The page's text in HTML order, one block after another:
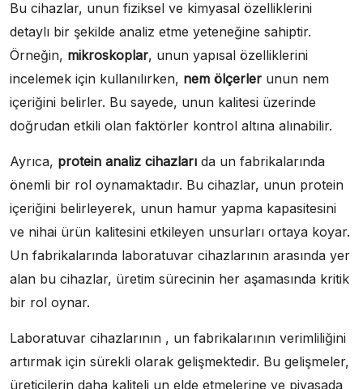
Bu cihazlar, unun fiziksel ve kimyasal özelliklerini
detaylı bir şekilde analiz etme yeteneğine sahiptir.
Örneğin, mikroskoplar, unun yapısal özelliklerini
incelemek için kullanılırken, nem ölçerler unun nem
içeriğini belirler. Bu sayede, unun kalitesi üzerinde
doğrudan etkili olan faktörler kontrol altına alınabilir.
Ayrıca, protein analiz cihazları da un fabrikalarında
önemli bir rol oynamaktadır. Bu cihazlar, unun protein
içeriğini belirleyerek, unun hamur yapma kapasitesini
ve nihai ürün kalitesini etkileyen unsurları ortaya koyar.
Un fabrikalarında laboratuvar cihazlarının arasında yer
alan bu cihazlar, üretim sürecinin her aşamasında kritik
bir rol oynar.
Laboratuvar cihazlarının , un fabrikalarının verimliliğini
artırmak için sürekli olarak gelişmektedir. Bu gelişmeler,
üreticilerin daha kaliteli un elde etmelerine ve piyasada